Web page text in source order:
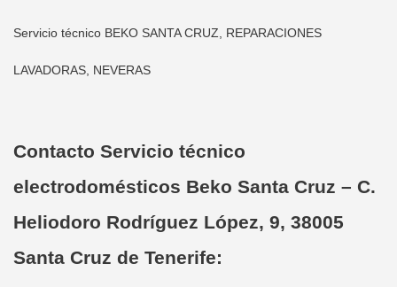
Servicio técnico BEKO SANTA CRUZ, REPARACIONES
LAVADORAS, NEVERAS
Contacto Servicio técnico
electrodomésticos Beko Santa Cruz – C.
Heliodoro Rodríguez López, 9, 38005
Santa Cruz de Tenerife: